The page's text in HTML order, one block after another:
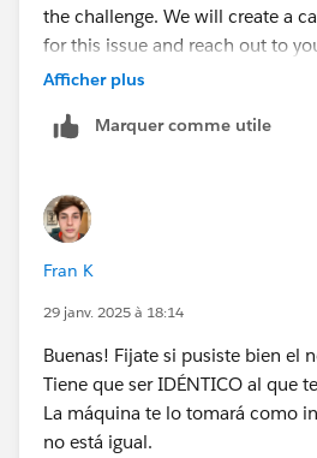
the challenge. We will create a
for this issue and reach out to
investigate further.
Thank you!
Nagendra Babu Pilli
Trailblazer Help
++CreateTrailheadCase
Afficher plus
Marquer comme utile
Fran K
29 janv. 2025 à 18:14
Buenas! Fijate si pusiste bien el
Tiene que ser IDÉNTICO al que
La máquina te lo tomará como
no está igual.